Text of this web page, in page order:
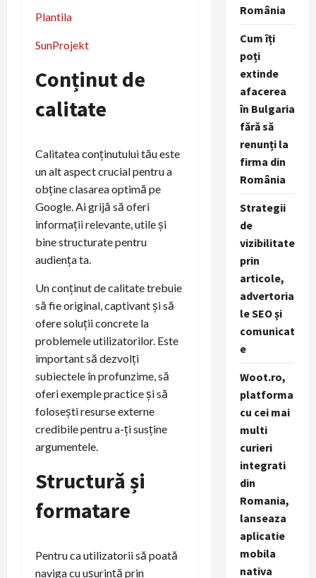
Plantila
SunProjekt
Conținut de
calitate
Calitatea conținutului tău este
un alt aspect crucial pentru a
obține clasarea optimă pe
Google. Ai grijă să oferi
informații relevante, utile și
bine structurate pentru
audiența ta.
Un conținut de calitate trebuie
să fie original, captivant și să
ofere soluții concrete la
problemele utilizatorilor. Este
important să dezvolți
subiectele în profunzime, să
oferi exemple practice și să
folosești resurse externe
credibile pentru a-ți susține
argumentele.
Structură și
formatare
Pentru ca utilizatorii să poată
naviga cu ușurință prin
România
Cum îți
poți
extinde
afacerea
în Bulgaria
fără să
renunți la
firma din
România
Strategii
de
vizibilitate
prin
articole,
advertoria
le SEO și
comunicat
e
Woot.ro,
platforma
cu cei mai
multi
curieri
integrati
din
Romania,
lanseaza
aplicatie
mobila
nativa